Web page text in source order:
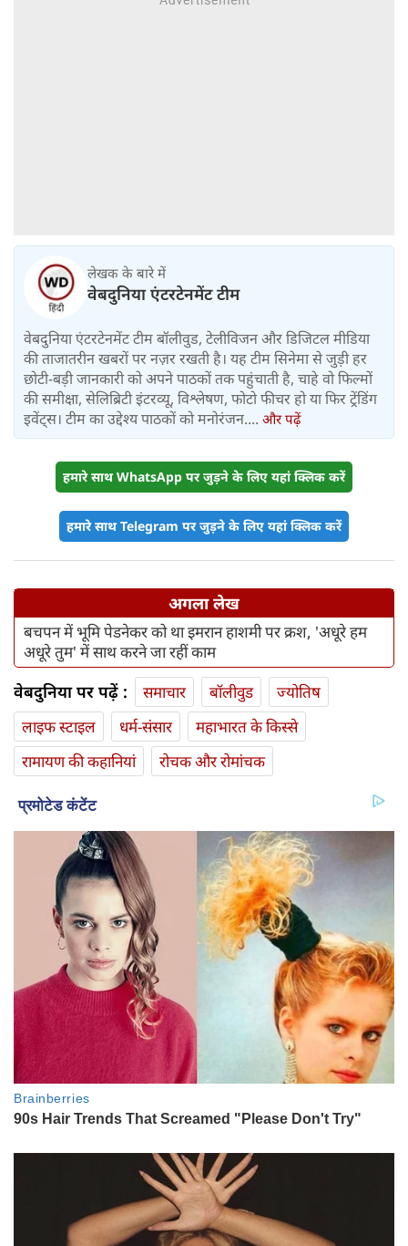
लेखक के बारे में
वेबदुनिया एंटरटेनमेंट टीम
वेबदुनिया एंटरटेनमेंट टीम बॉलीवुड, टेलीविजन और डिजिटल मीडिया
की ताजातरीन खबरों पर नज़र रखती है। यह टीम सिनेमा से जुड़ी हर
छोटी-बड़ी जानकारी को अपने पाठकों तक पहुंचाती है, चाहे वो फिल्मों
की समीक्षा, सेलिब्रिटी इंटरव्यू, विश्लेषण, फोटो फीचर हो या फिर ट्रेंडिंग
इवेंट्स। टीम का उद्देश्य पाठकों को मनोरंजन.... और पढ़ें
हमारे साथ WhatsApp पर जुड़ने के लिए यहां क्लिक करें
हमारे साथ Telegram पर जुड़ने के लिए यहां क्लिक करें
अगला लेख
बचपन में भूमि पेडनेकर को था इमरान हाशमी पर क्रश, 'अधूरे हम
अधूरे तुम' में साथ करने जा रहीं काम
वेबदुनिया पर पढ़ें : समाचार बॉलीवुड
ज्योतिष
लाइफ स्‍टाइल
धर्म-संसार
महाभारत के किस्से
रामायण की कहानियां
रोचक और रोमांचक